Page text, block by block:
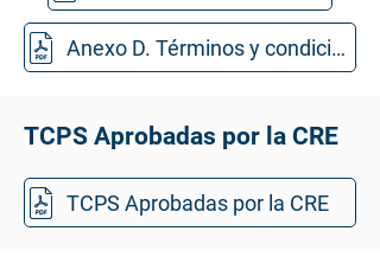
Anexo D. Términos y condiciones para la prestación del servicio.
TCPS Aprobadas por la CRE
TCPS Aprobadas por la CRE